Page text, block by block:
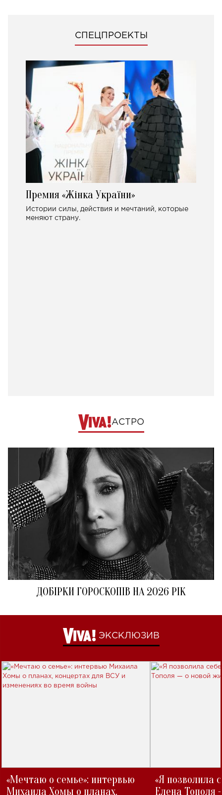
СПЕЦПРОЕКТЫ
Премия «Жінка України»
Истории силы, действия и мечтаний, которые
меняют страну.
АСТРО
ДОБІРКИ ГОРОСКОПІВ НА 2026 РІК
ЭКСКЛЮЗИВ
«Мечтаю о семье»: интервью
Михаила Хомы о планах,
«Я позволила
Елена Тополя